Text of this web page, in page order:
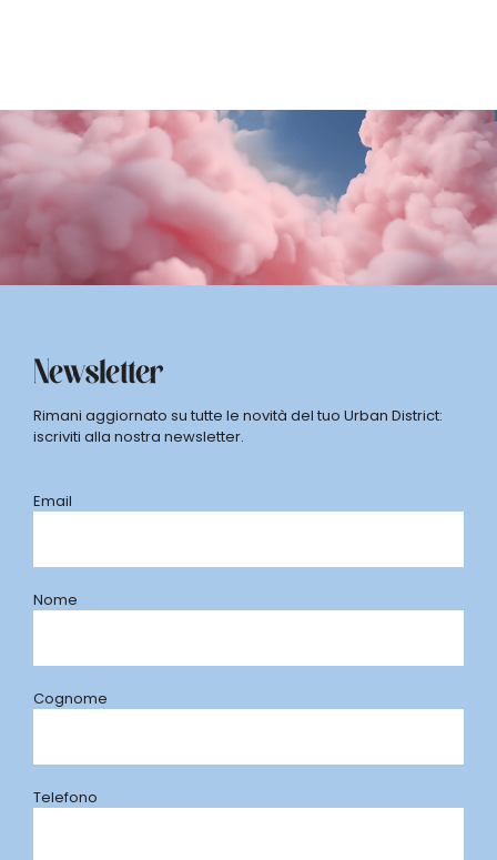
Newsletter
Rimani aggiornato su tutte le novità del tuo Urban District:
iscriviti alla nostra newsletter.
Email
Nome
Cognome
Telefono